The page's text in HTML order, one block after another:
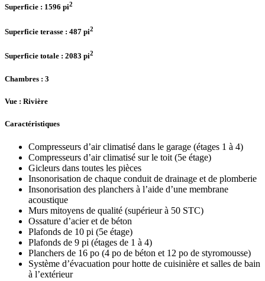
Superficie : 1596 pi2
Superficie terasse : 487 pi2
Superficie totale : 2083 pi2
Chambres : 3
Vue : Rivière
Caractéristiques
Compresseurs d’air climatisé dans le garage (étages 1 à 4)
Compresseurs d’air climatisé sur le toit (5e étage)
Gicleurs dans toutes les pièces
Insonorisation de chaque conduit de drainage et de plomberie
Insonorisation des planchers à l’aide d’une membrane
acoustique
Murs mitoyens de qualité (supérieur à 50 STC)
Ossature d’acier et de béton
Plafonds de 10 pi (5e étage)
Plafonds de 9 pi (étages de 1 à 4)
Planchers de 16 po (4 po de béton et 12 po de styromousse)
Système d’évacuation pour hotte de cuisinière et salles de bain
à l’extérieur